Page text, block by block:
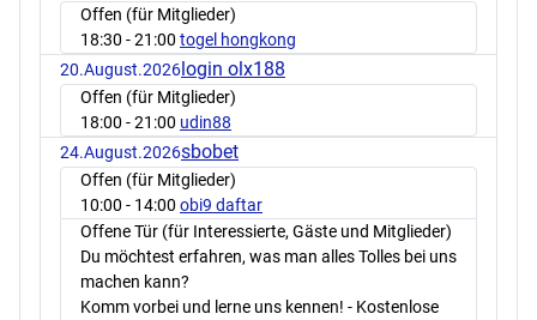
Offen (für Mitglieder)
18:30 - 21:00 togel hongkong
20.August.2026login olx188
Offen (für Mitglieder)
18:00 - 21:00 udin88
24.August.2026sbobet
Offen (für Mitglieder)
10:00 - 14:00 obi9 daftar
Offene Tür (für Interessierte, Gäste und Mitglieder)
Du möchtest erfahren, was man alles Tolles bei uns
machen kann?
Komm vorbei und lerne uns kennen! - Kostenlose